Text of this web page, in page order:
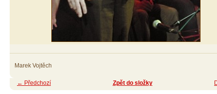
Marek Vojtěch
← Předchozí Zpět do složky